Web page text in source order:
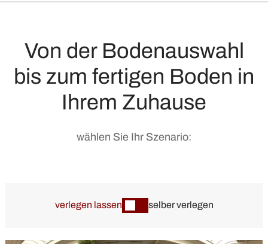
Von der Bodenauswahl
bis zum fertigen Boden in
Ihrem Zuhause
wählen Sie Ihr Szenario:
verlegen lassen selber verlegen